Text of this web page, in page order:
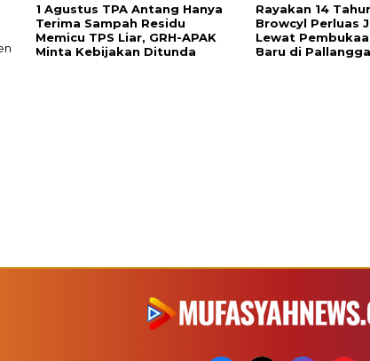
1 Agustus TPA Antang Hanya
Terima Sampah Residu
Memicu TPS Liar, GRH-APAK
Minta Kebijakan Ditunda
Rayakan 14
Browcyl Perluas
Lewat
Baru di Pallangga